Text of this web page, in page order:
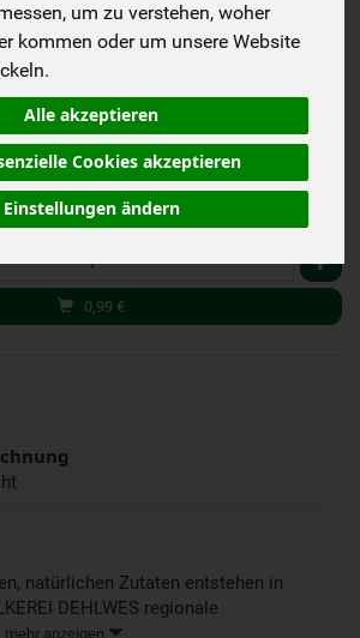
um zu verstehen, woher
kommen oder um unsere Website
Alle akzeptieren
Cookies akzeptieren
Einstellungen ändern
DB
DE-ÖKO-006
0,99 € / 150 g
(6,60 € / kg)
inkl. 7% MwSt.
150 g
0,99 €
natürlichen Zutaten entstehen in
DEHLWES regionale
mehr anzeigen